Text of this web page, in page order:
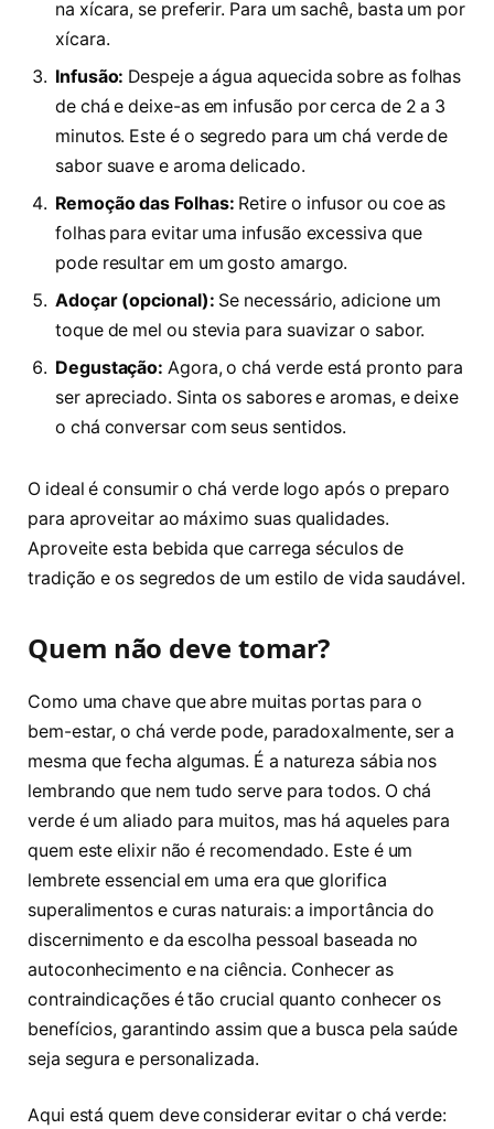
na xícara, se preferir. Para um sachê, basta um por
xícara.
Infusão: Despeje a água aquecida sobre as folhas
de chá e deixe-as em infusão por cerca de 2 a 3
minutos. Este é o segredo para um chá verde de
sabor suave e aroma delicado.
Remoção das Folhas: Retire o infusor ou coe as
folhas para evitar uma infusão excessiva que
pode resultar em um gosto amargo.
Adoçar (opcional): Se necessário, adicione um
toque de mel ou stevia para suavizar o sabor.
Degustação: Agora, o chá verde está pronto para
ser apreciado. Sinta os sabores e aromas, e deixe
o chá conversar com seus sentidos.
O ideal é consumir o chá verde logo após o preparo
para aproveitar ao máximo suas qualidades.
Aproveite esta bebida que carrega séculos de
tradição e os segredos de um estilo de vida saudável.
Quem não deve tomar?
Como uma chave que abre muitas portas para o
bem-estar, o chá verde pode, paradoxalmente, ser a
mesma que fecha algumas. É a natureza sábia nos
lembrando que nem tudo serve para todos. O chá
verde é um aliado para muitos, mas há aqueles para
quem este elixir não é recomendado. Este é um
lembrete essencial em uma era que glorifica
superalimentos e curas naturais: a importância do
discernimento e da escolha pessoal baseada no
autoconhecimento e na ciência. Conhecer as
contraindicações é tão crucial quanto conhecer os
benefícios, garantindo assim que a busca pela saúde
seja segura e personalizada.
Aqui está quem deve considerar evitar o chá verde: